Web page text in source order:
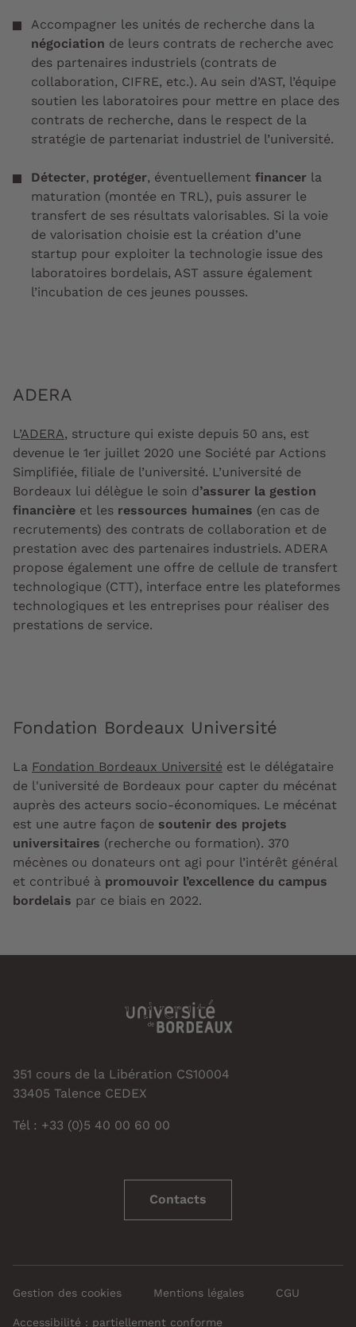
Accompagner les unités de recherche dans la
négociation de leurs contrats de recherche avec
des partenaires industriels (contrats de
collaboration, CIFRE, etc.). Au sein d’AST, l’équipe
soutien les laboratoires pour mettre en place des
contrats de recherche, dans le respect de la
stratégie de partenariat industriel de l’université.
Détecter, protéger, éventuellement financer la
maturation (montée en TRL), puis assurer le
transfert de ses résultats valorisables. Si la voie
de valorisation choisie est la création d’une
startup pour exploiter la technologie issue des
laboratoires bordelais, AST assure également
l’incubation de ces jeunes pousses.
ADERA
L’ADERA, structure qui existe depuis 50 ans, est
devenue le 1er juillet 2020 une Société par Actions
Simplifiée, filiale de l’université. L’université de
Bordeaux lui délègue le soin d’assurer la gestion
financière et les ressources humaines (en cas de
recrutements) des contrats de collaboration et de
prestation avec des partenaires industriels. ADERA
propose également une offre de cellule de transfert
technologique (CTT), interface entre les plateformes
technologiques et les entreprises pour réaliser des
prestations de service.
Fondation Bordeaux Université
La Fondation Bordeaux Université est le délégataire
de l'université de Bordeaux pour capter du mécénat
auprès des acteurs socio-économiques. Le mécénat
est une autre façon de soutenir des projets
universitaires (recherche ou formation). 370
mécènes ou donateurs ont agi pour l’intérêt général
et contribué à promouvoir l’excellence du campus
bordelais par ce biais en 2022.
351 cours de la Libération CS10004
33405 Talence CEDEX
Tél : +33 (0)5 40 00 60 00
Contacts
Gestion des cookies Mentions légales CGU
Accessibilité : partiellement conforme